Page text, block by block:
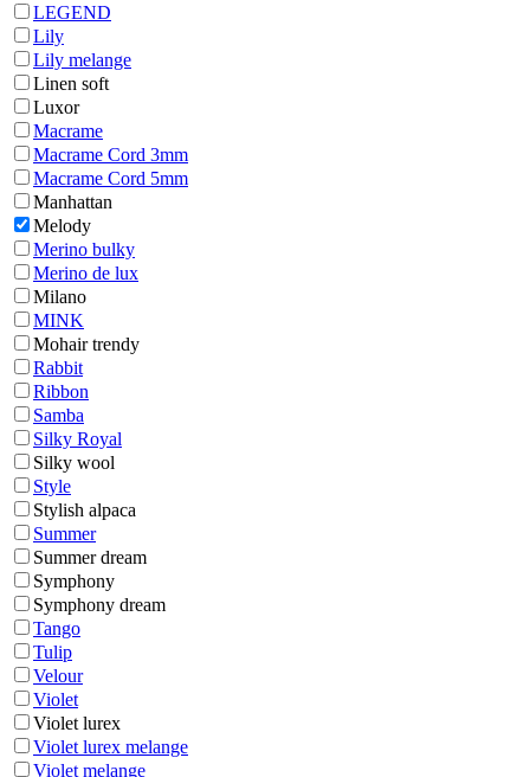
LEGEND
Lily
Lily melange
Linen soft
Luxor
Macrame
Macrame Cord 3mm
Macrame Cord 5mm
Manhattan
Melody
Merino bulky
Merino de lux
Milano
MINK
Mohair trendy
Rabbit
Ribbon
Samba
Silky Royal
Silky wool
Style
Stylish alpaca
Summer
Summer dream
Symphony
Symphony dream
Tango
Tulip
Velour
Violet
Violet lurex
Violet lurex melange
Violet melange